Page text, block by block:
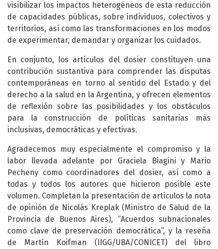
visibilizar los impactos heterogéneos de esta reducción
de capacidades públicas, sobre individuos, colectivos y
territorios, así como las transformaciones en los modos
de experimentar, demandar y organizar los cuidados.
En conjunto, los artículos del dosier constituyen una
contribución sustantiva para comprender las disputas
contemporáneas en torno al sentido del Estado y del
derecho a la salud en la Argentina, y ofrecen elementos
de reflexión sobre las posibilidades y los obstáculos
para la construcción de políticas sanitarias más
inclusivas, democráticas y efectivas.
Agradecemos muy especialmente el compromiso y la
labor llevada adelante por Graciela Biagini y Mario
Pecheny como coordinadores del dosier, así como a
todas y todos los autores que hicieron posible este
volumen. Completan la presentación de artículos la nota
de opinión de Nicolás Kreplak (Ministro de Salud de la
Provincia de Buenos Aires), “Acuerdos subnacionales
como clave de preservación democrática”, y la reseña
de Martín Koifman (IIGG/UBA/CONICET) del libro